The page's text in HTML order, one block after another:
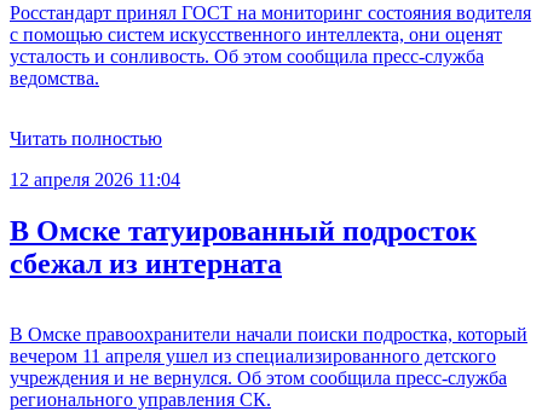
Росстандарт принял ГОСТ на мониторинг состояния водителя
с помощью систем искусственного интеллекта, они оценят
усталость и сонливость. Об этом сообщила пресс-служба
ведомства.
Читать полностью
12 апреля 2026 11:04
В Омске татуированный подросток
сбежал из интерната
В Омске правоохранители начали поиски подростка, который
вечером 11 апреля ушел из специализированного детского
учреждения и не вернулся. Об этом сообщила пресс-служба
регионального управления СК.